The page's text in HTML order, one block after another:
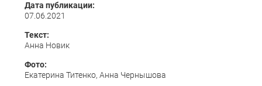
Дата публикации:
07.06.2021
Текст:
Анна Новик
Фото:
Екатерина Титенко, Анна Чернышова